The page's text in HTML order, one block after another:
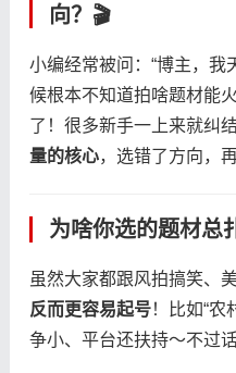
向？🎬
小编经常被问：“博主，
候根本不知道拍啥题材能
了！很多新手一上来就纠
量的核心​，选错了方向，
为啥你选的题材总
虽然大家都跟风拍搞笑、
反而更容易起号​！比如“农
争小、平台还扶持～不过